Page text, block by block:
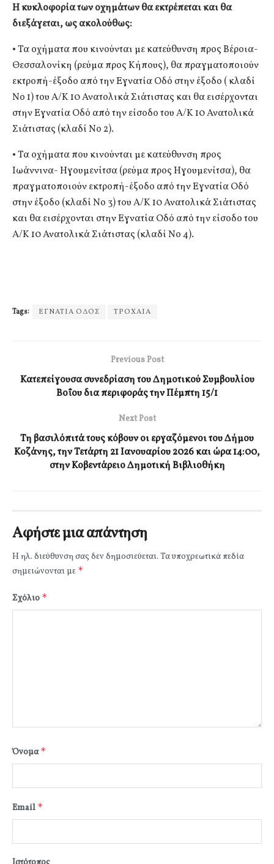
Η κυκλοφορία των οχημάτων θα εκτρέπεται και θα
διεξάγεται, ως ακολούθως:
• Τα οχήματα που κινούνται με κατεύθυνση προς Βέροια-
Θεσσαλονίκη (ρεύμα προς Κήπους), θα πραγματοποιούν
εκτροπή-έξοδο από την Εγνατία Οδό στην έξοδο ( κλαδί
Νο 1) του Α/Κ 10 Ανατολικά Σιάτιστας και θα εισέρχονται
στην Εγνατία Οδό από την είσοδο του Α/Κ 10 Ανατολικά
Σιάτιστας (κλαδί Νο 2).
• Τα οχήματα που κινούνται με κατεύθυνση προς
Ιωάννινα- Ηγουμενίτσα (ρεύμα προς Ηγουμενίτσα), θα
πραγματοποιούν εκτροπή-έξοδο από την Εγνατία Οδό
στην έξοδο (κλαδί Νο 3) του Α/Κ 10 Ανατολικά Σιάτιστας
και θα εισέρχονται στην Εγνατία Οδό από την είσοδο του
Α/Κ 10 Ανατολικά Σιάτιστας (κλαδί Νο 4).
Tags: ΕΓΝΑΤΙΑ ΟΔΟΣ ΤΡΟΧΑΙΑ
Previous Post
Κατεπείγουσα συνεδρίαση του Δημοτικού Συμβουλίου
Βοΐου δια περιφοράς την Πέμπτη 15/1
Next Post
Τη βασιλόπιτά τους κόβουν οι εργαζόμενοι του Δήμου
Κοζάνης, την Τετάρτη 21 Ιανουαρίου 2026 και ώρα 14:00,
στην Κοβεντάρειο Δημοτική Βιβλιοθήκη
Αφήστε μια απάντηση
Η ηλ. διεύθυνση σας δεν δημοσιεύεται. Τα υποχρεωτικά πεδία
σημειώνονται με *
Σχόλιο *
Όνομα*
Email *